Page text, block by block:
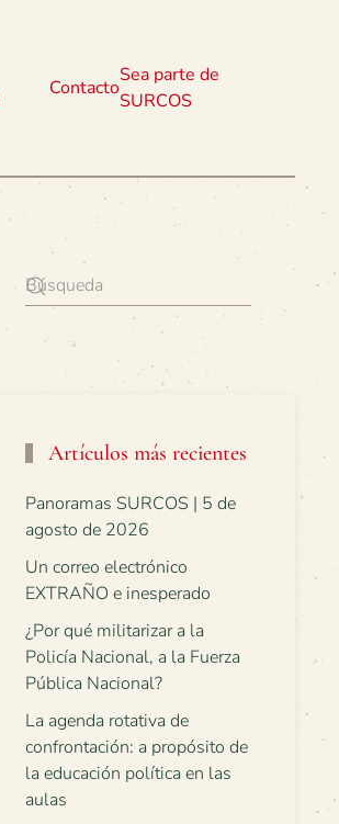
Contacto
Sea parte de
SURCOS
Artículos más recientes
Panoramas SURCOS | 5 de
agosto de 2026
Un correo electrónico
EXTRAÑO e inesperado
¿Por qué militarizar a la
Policía Nacional, a la Fuerza
Pública Nacional?
La agenda rotativa de
confrontación: a propósito de
la educación política en las
aulas